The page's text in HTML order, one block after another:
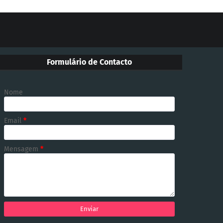
Formulário de Contacto
Nome
Email *
Mensagem *